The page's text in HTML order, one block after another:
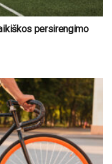
persirengimo